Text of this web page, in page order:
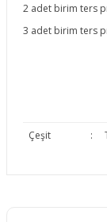
2 adet birim ters
3 adet birim ters
Çeşit :